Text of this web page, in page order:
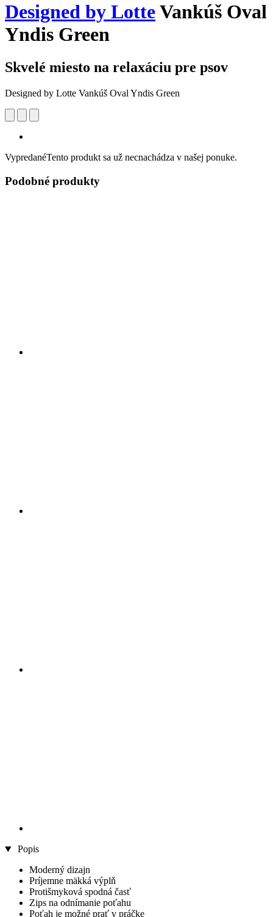
Designed by LotteVankúš Oval
Yndis Green
Skvelé miesto na relaxáciu pre psov
Designed by Lotte Vankúš Oval Yndis Green
VypredanéTento produkt sa už necnachádza v našej ponuke.
Podobné produkty
Popis
Moderný dizajn
Príjemne mäkká výplň
Protišmyková spodná časť
Zips na odnímanie poťahu
Poťah je možné prať v práčke